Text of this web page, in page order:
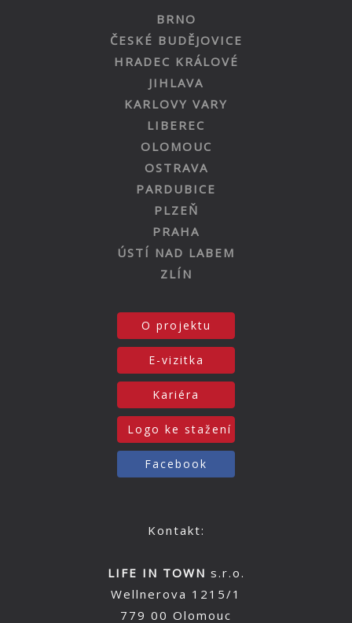
BRNO
ČESKÉ BUDĚJOVICE
HRADEC KRÁLOVÉ
JIHLAVA
KARLOVY VARY
LIBEREC
OLOMOUC
OSTRAVA
PARDUBICE
PLZEŇ
PRAHA
ÚSTÍ NAD LABEM
ZLÍN
O projektu
E-vizitka
Kariéra
Logo ke stažení
Facebook
Kontakt:
LIFE IN TOWN s.r.o.
Wellnerova 1215/1
779 00 Olomouc